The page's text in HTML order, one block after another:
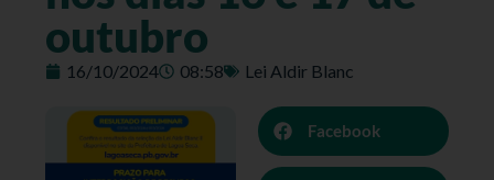
outubro
16/10/2024 08:58 Lei Aldir Blanc
Facebook